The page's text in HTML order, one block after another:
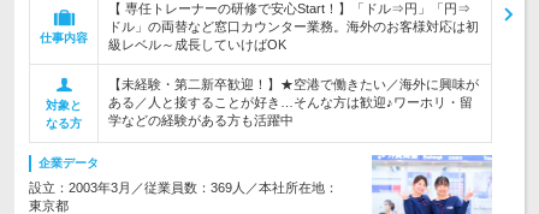
仕事内容
【 専任トレーナーの研修で安心Start！】「ドル⇒円」「円⇒
ドル」の両替など窓口カウンター業務。海外のお客様対応は初
級レベル～成長していけばOK
対象と
なる方
【未経験・第二新卒歓迎！】★空港で働きたい／海外に興味が
ある／人と接することが好き…そんな方は歓迎♪ワーホリ・留
学などの経験がある方も活躍中
企業データ
設立：2003年3月／従業員数：369人／本社所在地：
東京都